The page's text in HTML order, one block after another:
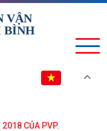
VẬN
BÌNH
CỦA PVP.